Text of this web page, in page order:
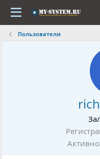
Пользователи